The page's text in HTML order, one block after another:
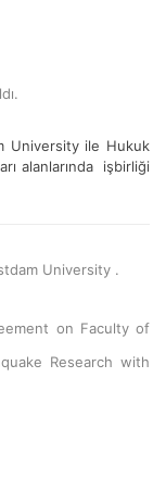
University ile Hukuk
alanlarında işbirliği
University .
on Faculty of
Research with